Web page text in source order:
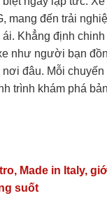
mang đến trải
Khẳng định
như người bạn
đâu. Mỗi chuyến
trình khám phá
Made in Italy,
suốt